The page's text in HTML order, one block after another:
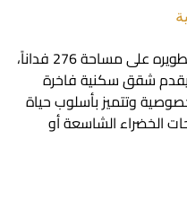
كومپاوند فريد في قلب مدينتي تم تطويره على مساحة 276 فداناً،
سكنية فاخرة
بأسلوب حياة
الشاسعة أو